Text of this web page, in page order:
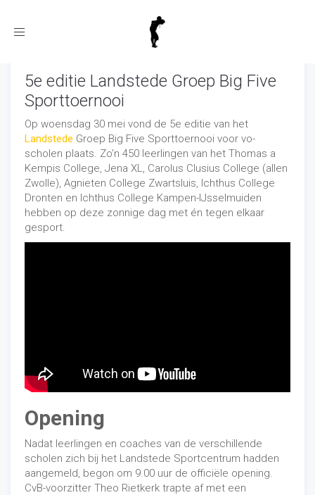
Toggle
5e editie Landstede Groep Big Five
Sporttoernooi
Op woensdag 30 mei vond de 5e editie van het
Landstede Groep Big Five Sporttoernooi voor vo-
scholen plaats. Zo’n 450 leerlingen van het Thomas a
Kempis College, Jena XL, Carolus Clusius College (allen
Zwolle), Agnieten College Zwartsluis, Ichthus College
Dronten en Ichthus College Kampen-IJsselmuiden
hebben op deze zonnige dag met én tegen elkaar
gesport.
Opening
Nadat leerlingen en coaches van de verschillende
scholen zich bij het Landstede Sportcentrum hadden
aangemeld, begon om 9.00 uur de officiële opening.
CvB-voorzitter Theo Rietkerk trapte af met een